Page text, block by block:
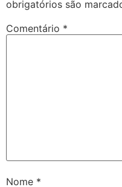
obrigatórios são
Comentário *
Nome *